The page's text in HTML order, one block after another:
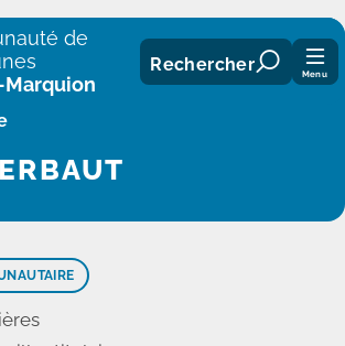
des cookies
de
Rechercher Menu